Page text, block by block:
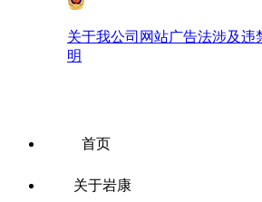
关于我公司网站广告法涉及违
明
首页
关于岩康